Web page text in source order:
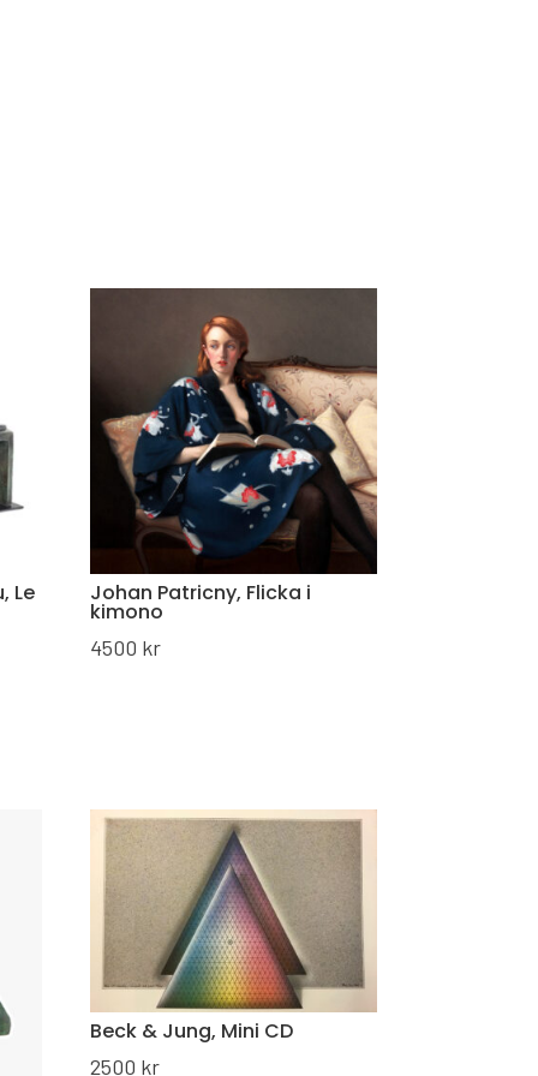
Le Johan Patricny, Flicka i
kimono
4500 kr
Beck & Jung, Mini CD
2500 kr